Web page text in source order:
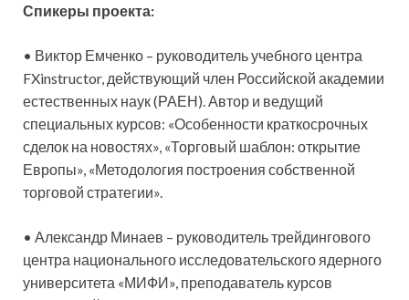
Спикеры проекта:
• Виктор Емченко – руководитель учебного центра
FXinstructor, действующий член Российской академии
естественных наук (РАЕН). Автор и ведущий
специальных курсов: «Особенности краткосрочных
сделок на новостях», «Торговый шаблон: открытие
Европы», «Методология построения собственной
торговой стратегии».
• Александр Минаев – руководитель трейдингового
центра национального исследовательского ядерного
университета «МИФИ», преподаватель курсов